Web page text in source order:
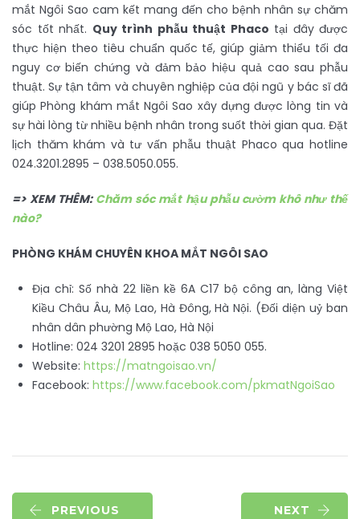
mắt Ngôi Sao cam kết mang đến cho bệnh nhân sự chăm
sóc tốt nhất. Quy trình phẫu thuật Phaco tại đây được
thực hiện theo tiêu chuẩn quốc tế, giúp giảm thiểu tối đa
nguy cơ biến chứng và đảm bảo hiệu quả cao sau phẫu
thuật. Sự tận tâm và chuyên nghiệp của đội ngũ y bác sĩ đã
giúp Phòng khám mắt Ngôi Sao xây dựng được lòng tin và
sự hài lòng từ nhiều bệnh nhân trong suốt thời gian qua. Đặt
lịch thăm khám và tư vấn phẫu thuật Phaco qua hotline
024.3201.2895 – 038.5050.055.
=> XEM THÊM: Chăm sóc mắt hậu phẫu cườm khô như thế
nào?
PHÒNG KHÁM CHUYÊN KHOA MẮT NGÔI SAO
Địa chỉ: Số nhà 22 liền kề 6A C17 bộ công an, làng Việt
Kiều Châu Âu, Mộ Lao, Hà Đông, Hà Nội. (Đối diện uỷ ban
nhân dân phường Mộ Lao, Hà Nội
Hotline: 024 3201 2895 hoặc 038 5050 055.
Website: https://matngoisao.vn/
Facebook: https://www.facebook.com/pkmatNgoiSao
PREVIOUS NEXT